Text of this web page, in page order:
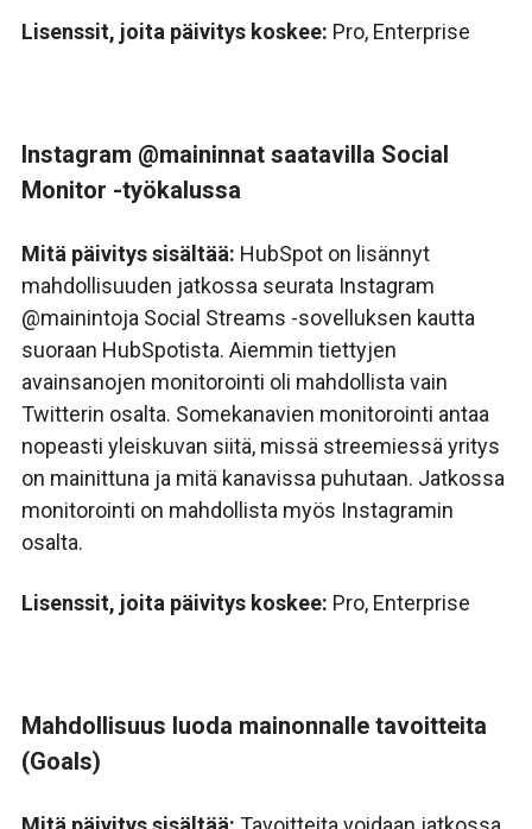
Lisenssit, joita päivitys koskee: Pro, Enterprise
Instagram @maininnat saatavilla Social
Monitor -työkalussa
Mitä päivitys sisältää: HubSpot on lisännyt
mahdollisuuden jatkossa seurata Instagram
@mainintoja Social Streams -sovelluksen kautta
suoraan HubSpotista. Aiemmin tiettyjen
avainsanojen monitorointi oli mahdollista vain
Twitterin osalta. Somekanavien monitorointi antaa
nopeasti yleiskuvan siitä, missä streemiessä yritys
on mainittuna ja mitä kanavissa puhutaan. Jatkossa
monitorointi on mahdollista myös Instagramin
osalta.
Lisenssit, joita päivitys koskee: Pro, Enterprise
Mahdollisuus luoda mainonnalle tavoitteita
(Goals)